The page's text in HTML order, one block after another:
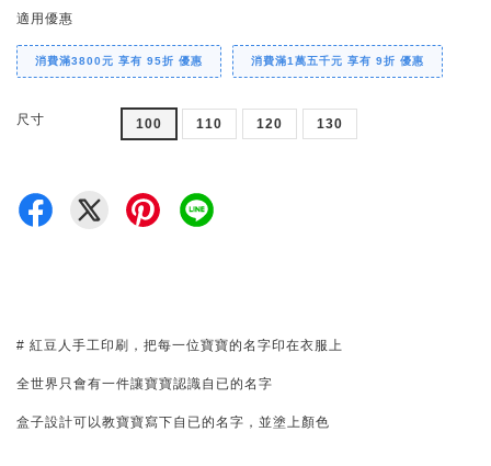
適用優惠
消費滿3800元 享有 95折 優惠 消費滿1萬五千元 享有 9折 優惠
尺寸 100 110 120 130
# 紅豆人手工印刷，把每一位寶寶的名字印在衣服上
全世界只會有一件讓寶寶認識自已的名字
盒子設計可以教寶寶寫下自已的名字，並塗上顏色